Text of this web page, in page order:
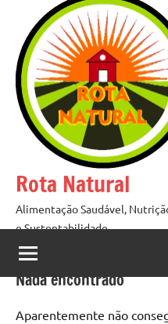
conteúdo
Rota Natural
Alimentação Saudável,
e Sustentabilidade
Nada encontrado
Aparentemente não